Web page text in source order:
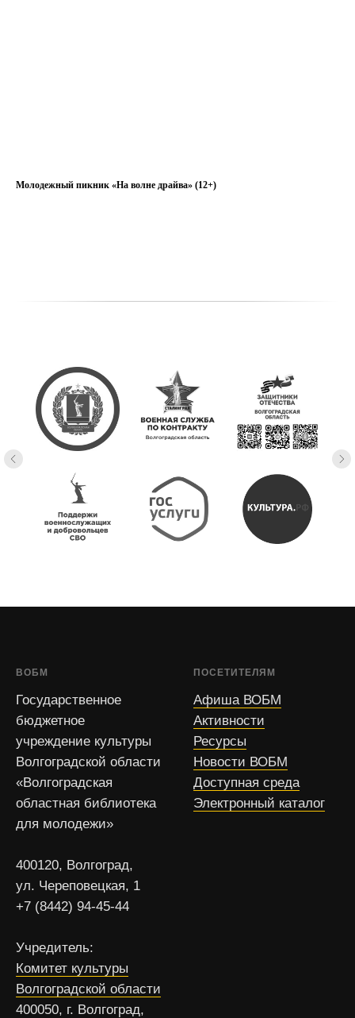
Молодежный пикник «На волне драйва» (12+)
ВОБМ
Государственное
бюджетное
учреждение культуры
Волгоградской области
«Волгоградская
областная библиотека
для молодежи»
400120, Волгоград,
ул. Череповецкая, 1
+7 (8442) 94-45-44
Учредитель:
Комитет культуры
Волгоградской области
400050, г. Волгоград,
ПОСЕТИТЕЛЯМ
Афиша ВОБМ
Активности
Ресурсы
Новости ВОБМ
Доступная среда
Электронный каталог